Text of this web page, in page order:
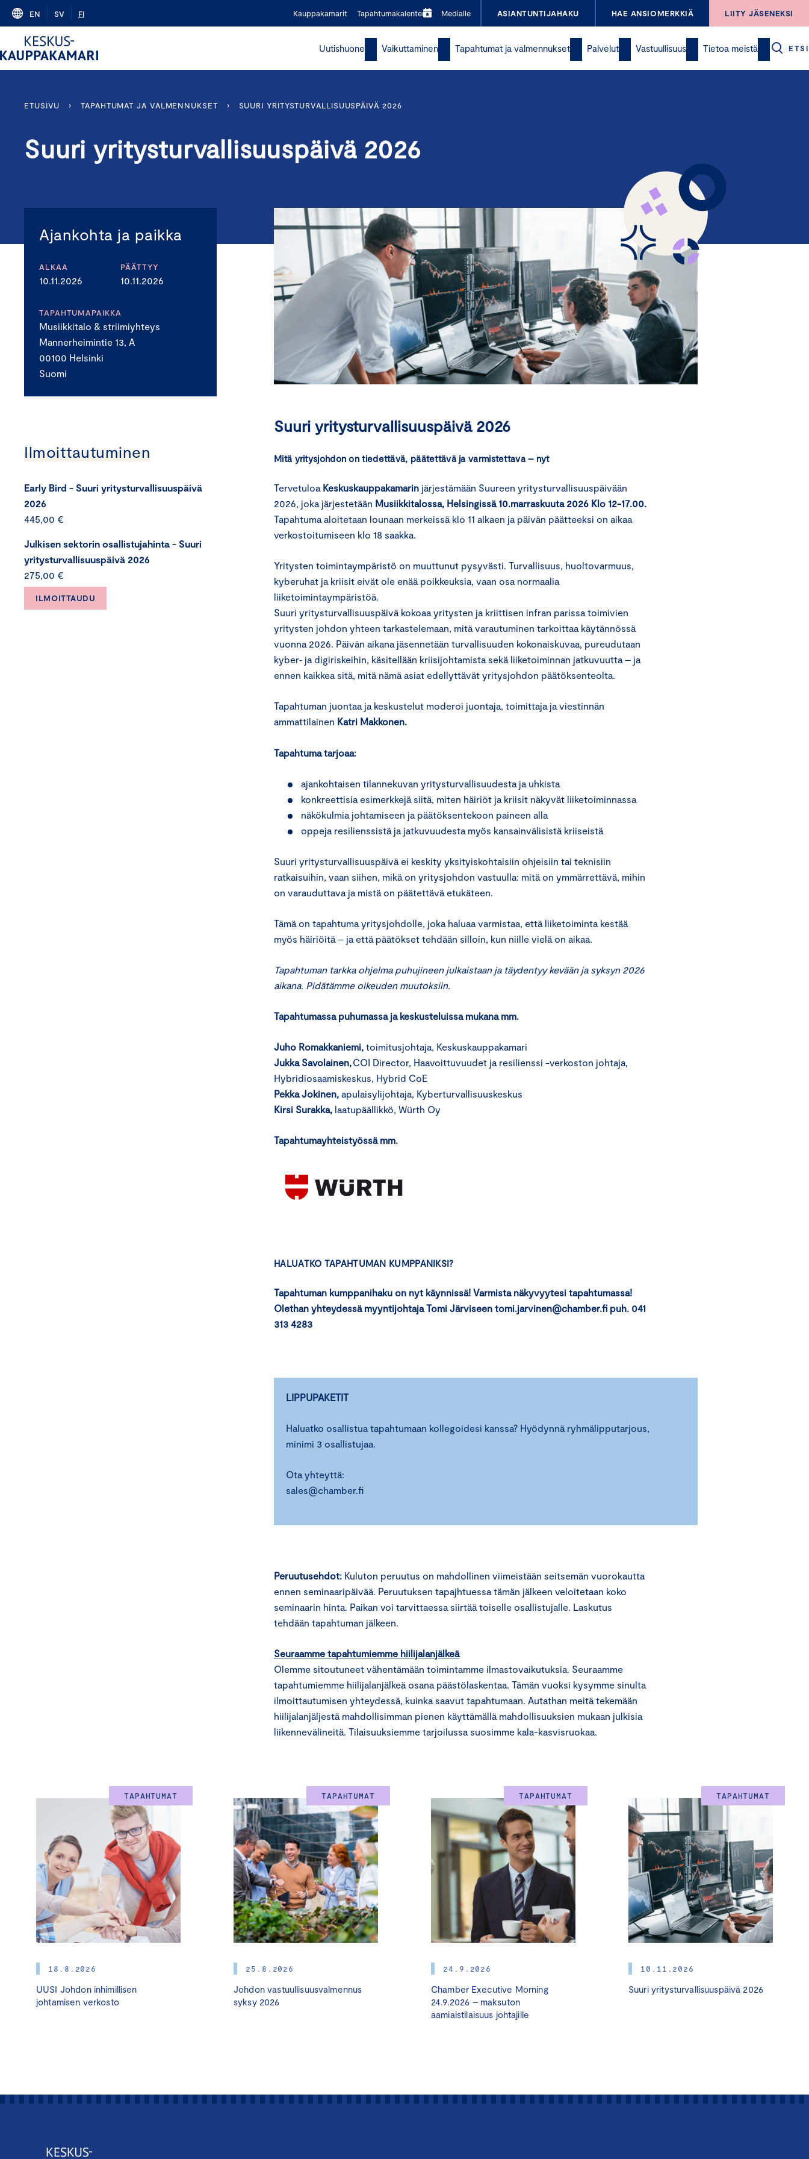
Skip
content
EN SV FI Kauppakamarit Tapahtumakalenteri Medialle ASIANTUNTIJAHAKU HAE ANSIOMERKKIÄ LIITY JÄSENEKSI
Uutishuone Vaikuttaminen Tapahtumat ja valmennukset Palvelut Vastuullisuus Tietoa meistä ETSI
ETUSIVU › TAPAHTUMAT JA VALMENNUKSET › SUURI YRITYSTURVALLISUUSPÄIVÄ 2026
Suuri yritysturvallisuuspäivä 2026
Ajankohta ja paikka
ALKAA
10.11.2026
PÄÄTTYY
10.11.2026
TAPAHTUMAPAIKKA
Musiikkitalo & striimiyhteys
Mannerheimintie 13, A
00100 Helsinki
Suomi
Ilmoittautuminen
Early Bird - Suuri yritysturvallisuuspäivä
2026
445,00 €
Julkisen sektorin osallistujahinta - Suuri
yritysturvallisuuspäivä 2026
275,00 €
ILMOITTAUDU
Suuri yritysturvallisuuspäivä 2026
Mitä yritysjohdon on tiedettävä, päätettävä ja varmistettava – nyt
Tervetuloa Keskuskauppakamarin järjestämään Suureen yritysturvallisuuspäivään
2026, joka järjestetään Musiikkitalossa, Helsingissä 10.marraskuuta 2026 Klo 12-17.00.
Tapahtuma aloitetaan lounaan merkeissä klo 11 alkaen ja päivän päätteeksi on aikaa
verkostoitumiseen klo 18 saakka.
Yritysten toimintaympäristö on muuttunut pysyvästi. Turvallisuus, huoltovarmuus,
kyberuhat ja kriisit eivät ole enää poikkeuksia, vaan osa normaalia
liiketoimintaympäristöä.
Suuri yritysturvallisuuspäivä kokoaa yritysten ja kriittisen infran parissa toimivien
yritysten johdon yhteen tarkastelemaan, mitä varautuminen tarkoittaa käytännössä
vuonna 2026. Päivän aikana jäsennetään turvallisuuden kokonaiskuvaa, pureudutaan
kyber‑ ja digiriskeihin, käsitellään kriisijohtamista sekä liiketoiminnan jatkuvuutta – ja
ennen kaikkea sitä, mitä nämä asiat edellyttävät yritysjohdon päätöksenteolta.
Tapahtuman juontaa ja keskustelut moderoi juontaja, toimittaja ja viestinnän
ammattilainen Katri Makkonen.
Tapahtuma tarjoaa:
ajankohtaisen tilannekuvan yritysturvallisuudesta ja uhkista
konkreettisia esimerkkejä siitä, miten häiriöt ja kriisit näkyvät liiketoiminnassa
näkökulmia johtamiseen ja päätöksentekoon paineen alla
oppeja resilienssistä ja jatkuvuudesta myös kansainvälisistä kriiseistä
Suuri yritysturvallisuuspäivä ei keskity yksityiskohtaisiin ohjeisiin tai teknisiin
ratkaisuihin, vaan siihen, mikä on yritysjohdon vastuulla: mitä on ymmärrettävä, mihin
on varauduttava ja mistä on päätettävä etukäteen.
Tämä on tapahtuma yritysjohdolle, joka haluaa varmistaa, että liiketoiminta kestää
myös häiriöitä – ja että päätökset tehdään silloin, kun niille vielä on aikaa.
Tapahtuman tarkka ohjelma puhujineen julkaistaan ja täydentyy kevään ja syksyn 2026
aikana. Pidätämme oikeuden muutoksiin.
Tapahtumassa puhumassa ja keskusteluissa mukana mm.
Juho Romakkaniemi, toimitusjohtaja, Keskuskauppakamari
Jukka Savolainen,COI Director, Haavoittuvuudet ja resilienssi -verkoston johtaja,
Hybridiosaamiskeskus, Hybrid CoE
Pekka Jokinen, apulaisylijohtaja, Kyberturvallisuuskeskus
Kirsi Surakka, laatupäällikkö, Würth Oy
Tapahtumayhteistyössä mm.
HALUATKO TAPAHTUMAN KUMPPANIKSI?
Tapahtuman kumppanihaku on nyt käynnissä! Varmista näkyvyytesi tapahtumassa!
Olethan yhteydessä myyntijohtaja Tomi Järviseen tomi.jarvinen@chamber.fi puh. 041
313 4283
LIPPUPAKETIT
Haluatko osallistua tapahtumaan kollegoidesi kanssa? Hyödynnä ryhmälipputarjous,
minimi 3 osallistujaa.
Ota yhteyttä:
sales@chamber.fi
Peruutusehdot: Kuluton peruutus on mahdollinen viimeistään seitsemän vuorokautta
ennen seminaaripäivää. Peruutuksen tapajhtuessa tämän jälkeen veloitetaan koko
seminaarin hinta. Paikan voi tarvittaessa siirtää toiselle osallistujalle. Laskutus
tehdään tapahtuman jälkeen.
Seuraamme tapahtumiemme hiilijalanjälkeä
Olemme sitoutuneet vähentämään toimintamme ilmastovaikutuksia. Seuraamme
tapahtumiemme hiilijalanjälkeä osana päästölaskentaa. Tämän vuoksi kysymme sinulta
ilmoittautumisen yhteydessä, kuinka saavut tapahtumaan. Autathan meitä tekemään
hiilijalanjäljestä mahdollisimman pienen käyttämällä mahdollisuuksien mukaan julkisia
liikennevälineitä. Tilaisuuksiemme tarjoilussa suosimme kala-kasvisruokaa.
TAPAHTUMAT
18.8.2026
UUSI Johdon inhimillisen
johtamisen verkosto
TAPAHTUMAT
25.8.2026
Johdon vastuullisuusvalmennus
syksy 2026
TAPAHTUMAT
24.9.2026
Chamber Executive Morning
24.9.2026 – maksuton
aamiaistilaisuus johtajille
TAPAHTUMAT
10.11.2026
Suuri yritysturvallisuuspäivä 2026